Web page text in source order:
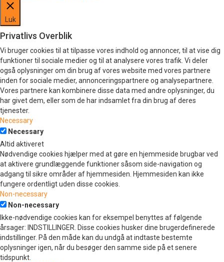
Luk
Privatlivs Overblik
Vi bruger cookies til at tilpasse vores indhold og annoncer, til at vise dig
funktioner til sociale medier og til at analysere vores trafik. Vi deler
også oplysninger om din brug af vores website med vores partnere
inden for sociale medier, annonceringspartnere og analysepartnere.
Vores partnere kan kombinere disse data med andre oplysninger, du
har givet dem, eller som de har indsamlet fra din brug af deres
tjenester.
Necessary
Necessary
Altid aktiveret
Nødvendige cookies hjælper med at gøre en hjemmeside brugbar ved
at aktivere grundlæggende funktioner såsom side-navigation og
adgang til sikre områder af hjemmesiden. Hjemmesiden kan ikke
fungere ordentligt uden disse cookies.
Non-necessary
Non-necessary
Ikke-nødvendige cookies kan for eksempel benyttes af følgende
årsager: INDSTILLINGER. Disse cookies husker dine brugerdefinerede
indstillinger. På den måde kan du undgå at indtaste bestemte
oplysninger igen, når du besøger den samme side på et senere
tidspunkt.